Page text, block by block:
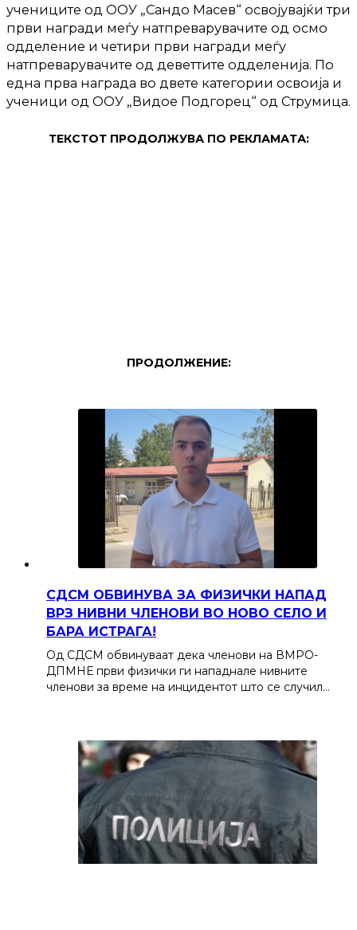
учениците од ООУ „Сандо Масев“ освојувајќи три
први награди меѓу натпреварувачите од осмо
одделение и четири први награди меѓу
натпреварувачите од деветтите одделенија. По
една прва награда во двете категории освоија и
ученици од ООУ „Видое Подгорец“ од Струмица.
ТЕКСТОТ ПРОДОЛЖУВА ПО РЕКЛАМАТА:
ПРОДОЛЖЕНИЕ:
СДСМ ОБВИНУВА ЗА ФИЗИЧКИ НАПАД
ВРЗ НИВНИ ЧЛЕНОВИ ВО НОВО СЕЛО И
БАРА ИСТРАГА!
Од СДСМ обвинуваат дека членови на ВМРО-
ДПМНЕ први физички ги нападнале нивните
членови за време на инцидентот што се случил…